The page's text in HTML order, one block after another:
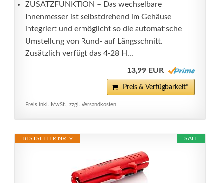
ZUSATZFUNKTION – Das wechselbare
Innenmesser ist selbstdrehend im Gehäuse
integriert und ermöglicht so die automatische
Umstellung von Rund- auf Längsschnitt.
Zusätzlich verfügt das 4-28 H...
13,99 EUR
Preis & Verfügbarkeit*
Preis inkl. MwSt., zzgl. Versandkosten
SALE
BESTSELLER NR. 9